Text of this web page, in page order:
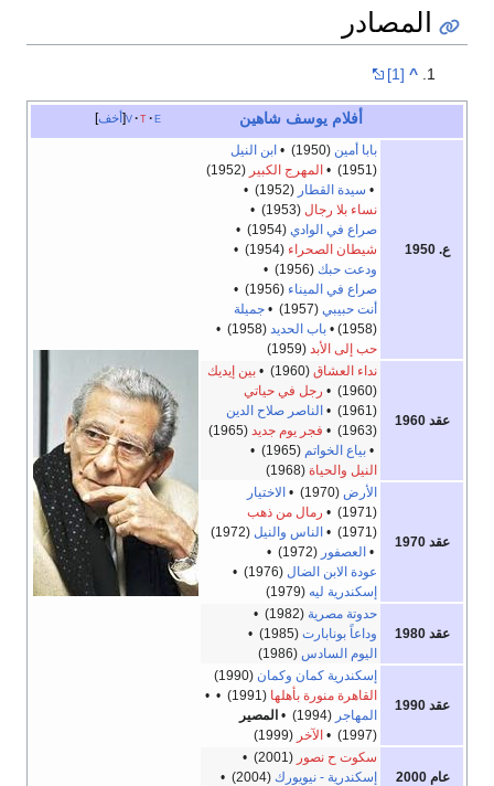
المصادر
^
[1]
أخف v t e أفلام يوسف شاهين
ع. 1950
بابا أمين (1950) •
ابن النيل
(1951) •
المهرج الكبير
(1952)
• سيدة القطار (1952) •
نساء بلا رجال (1953) •
صراع في الوادي (1954) •
شيطان الصحراء (1954) •
ودعت حبك (1956) •
صراع في الميناء (1956) •
أنت حبيبي (1957) •
جميلة
(1958) •
باب الحديد (1958) •
حب إلى الأبد (1959)
عقد 1960
نداء العشاق (1960) •
بين إيديك
(1960) •
رجل في حياتي
(1961) •
الناصر صلاح الدين
(1963) •
فجر يوم جديد
(1965)
•بياع الخواتم (1965) •
النيل والحياة (1968)
عقد 1970
الأرض (1970) •
الاختيار
(1971) •
رمال من ذهب
(1971) •
الناس والنيل
(1972)
•العصفور (1972) •
عودة الابن الضال (1976) •
إسكندرية ليه (1979)
عقد 1980
حدوتة مصرية (1982) •
وداعاً بونابارت (1985) •
اليوم السادس (1986)
عقد 1990
إسكندرية كمان وكمان (1990)
القاهرة منورة بأهلها (1991) • •
المهاجر (1994) •
المصير
(1997) •
الآخر (1999)
عام 2000
سكوت ح نصور (2001) •
إسكندرية - نيويورك (2004) •